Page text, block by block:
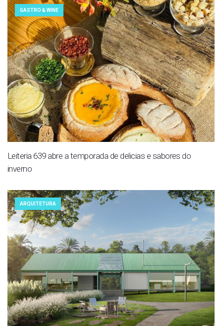
GASTRO & WINE
Leiteria 639 abre a temporada de delicias e sabores do
inverno
ARQUITETURA